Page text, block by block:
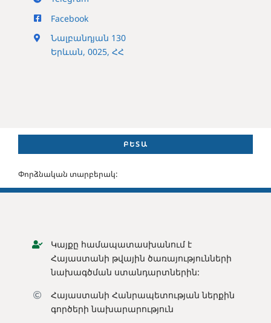
Facebook
Նալբանդյան 130
Երևան, 0025, ՀՀ
ԲԵՏԱ
Փորձնական տարբերակ:
Կայքը համապատասխանում է
Հայաստանի թվային ծառայությունների
նախագծման ստանդարտներին:
Հայաստանի Հանրապետության ներքին
գործերի նախարարություն